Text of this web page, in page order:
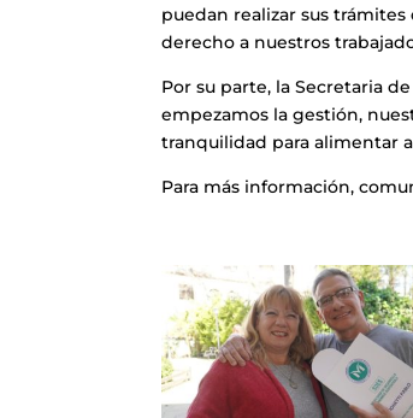
puedan realizar sus
derecho a nuestros
Por su parte, la Secretaria
empezamos la gestión,
tranquilidad para alimentar a
Para más información,